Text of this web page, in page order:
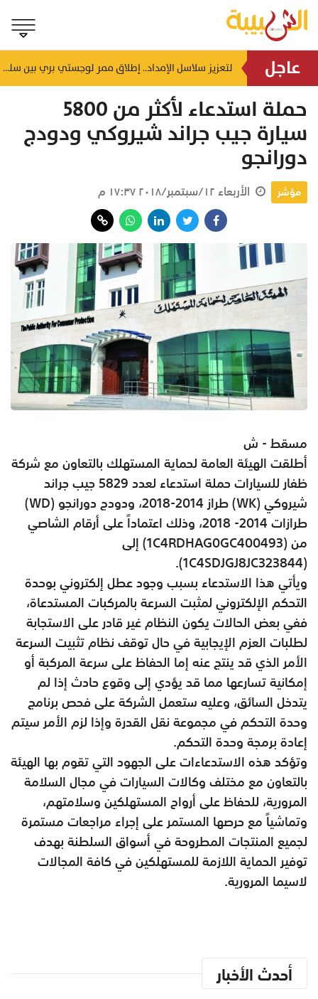
عاجل منذ ساعتين لتعزيز سلاسل الإمداد.. إطلاق ممر لوجستي بري بين سلطنة عُمان والمملكة العربية السعودية
حملة استدعاء لأكثر من 5800
سيارة جيب جراند شيروكي ودودج
دورانجو
مؤشر الأربعاء ١٢/سبتمبر/٢٠١٨ ١٧:٣٧ م
مسقط - ش
أطلقت الهيئة العامة لحماية المستهلك بالتعاون مع شركة
ظفار للسيارات حملة استدعاء لعدد 5829 جيب جراند
شيروكي (WK) طراز 2014-2018، ودودج دورانجو ( WD
)
طرازات 2014- 2018، وذلك اعتماداً على أرقام الشاصي
من (1C4RDHAG0GC400493) إلى
(
1C4SDJGJ8JC323844
).
ويأتي هذا الاستدعاء بسبب وجود عطل إلكتروني بوحدة
التحكم الإلكتروني لمثبت السرعة بالمركبات المستدعاة،
ففي بعض الحالات يكون النظام غير قادر على الاستجابة
لطلبات العزم الإيجابية في حال توقف نظام تثبيت السرعة
الأمر الذي قد ينتج عنه إما الحفاظ على سرعة المركبة أو
إمكانية تسارعها مما قد يؤدي إلى وقوع حادث إذا لم
يتدخل السائق، وعليه ستعمل الشركة على فحص برنامج
وحدة التحكم في مجموعة نقل القدرة وإذا لزم الأمر سيتم
إعادة برمجة وحدة التحكم.
وتؤكد هذه الاستدعاءات على الجهود التي تقوم بها الهيئة
بالتعاون مع مختلف وكالات السيارات في مجال السلامة
المرورية، للحفاظ على أرواح المستهلكين وسلامتهم،
وتماشياً مع حرصها المستمر على إجراء مراجعات مستمرة
لجميع المنتجات المطروحة في أسواق السلطنة بهدف
توفير الحماية اللازمة للمستهلكين في كافة المجالات
لاسيما المرورية.
أحدث الأخبار